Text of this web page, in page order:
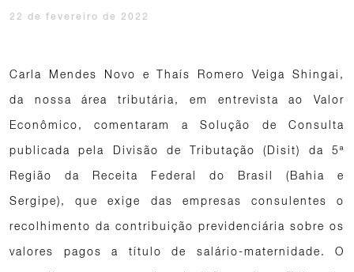
22 de fevereiro de 2022
Carla Mendes Novo e Thaís Romero Veiga Shingai,
da nossa área tributária, em entrevista ao Valor
Econômico, comentaram a Solução de Consulta
publicada pela Divisão de Tributação (Disit) da 5ª
Região da Receita Federal do Brasil (Bahia e
Sergipe), que exige das empresas consulentes o
recolhimento da contribuição previdenciária sobre os
valores pagos a título de salário-maternidade. O